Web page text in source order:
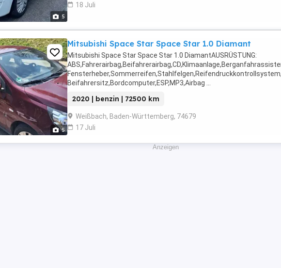
5
18 Juli
5
Mitsubishi Space Star Space Star 1.0 Diamant
Mitsubishi Space Star Space Star 1.0 DiamantAUSRÜSTUNG:
Beifahrersitz,Bordcomputer,ESP,MP3,Airbag ...
2020 | benzin | 72500 km
Weißbach, Baden-Württemberg, 74679
17 Juli
Anzeigen